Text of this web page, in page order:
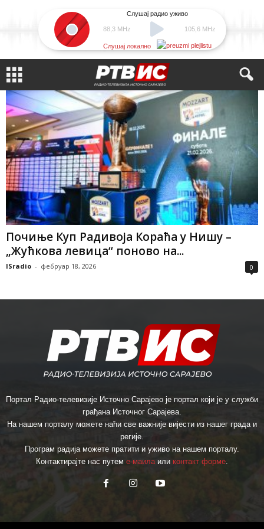
88,3 MHz
Слушај радио уживо
105,6 MHz
Слушај локално
Почиње Куп Радивоја Кораћа у Нишу –
„Жућкова левица“ поново на...
ISradio - фебруар 18, 2026 0
Портал Радио-телевизије Источно Сарајево је портал који је у служби
грађана Источног Сарајева.
На нашем порталу можете наћи све важније вијести из нашег града и
регије.
Програм радија можете пратити и уживо на нашем порталу.
Контактирајте нас путем е-маилаили контакт форме.